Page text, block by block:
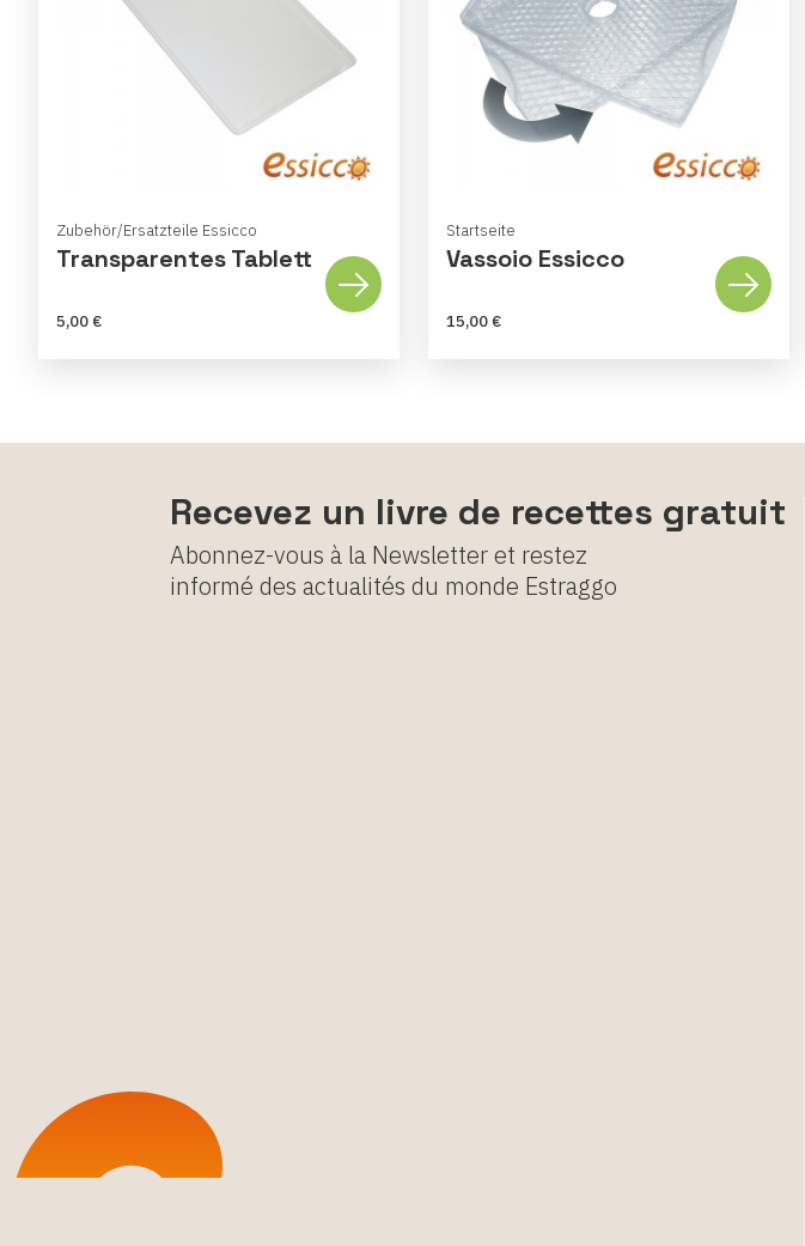
Zubehör/Ersatzteile Essicco
Transparentes Tablett
5,00 €
Startseite
Vassoio Essicco
15,00 €
Recevez un livre de recettes gratuit
Abonnez-vous à la Newsletter et restez
informé des actualités du monde Estraggo